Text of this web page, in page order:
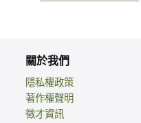
關於我們
隱私權政策
著作權聲明
徵才資訊